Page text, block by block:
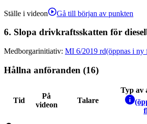
Ställe i videon Gå till början av punkten
6. Slopa drivkraftsskatten för
Medborgarinitiativ: MI 6/2019 rd(öppnas i ny
Hållna anföranden (16)
Tid
På
videon
Talare
Typ av